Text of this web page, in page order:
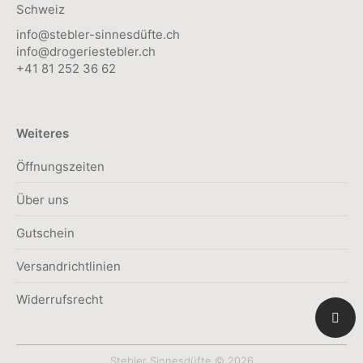
Schweiz
info@stebler-sinnesdüfte.ch
info@drogeriestebler.ch
+41 81 252 36 62
Weiteres
Öffnungszeiten
Über uns
Gutschein
Versandrichtlinien
Widerrufsrecht